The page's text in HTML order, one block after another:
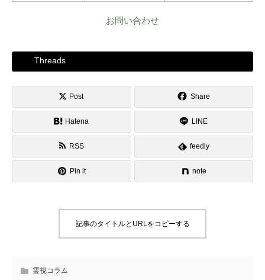
お問い合わせ
Threads
Post Share
Hatena LINE
RSS feedly
Pin it note
記事のタイトルとURLをコピーする
霊視コラム